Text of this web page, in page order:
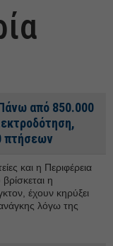
από 850.000
πτήσεων
και η Περιφέρεια
η
έχουν κηρύξει
λόγω της